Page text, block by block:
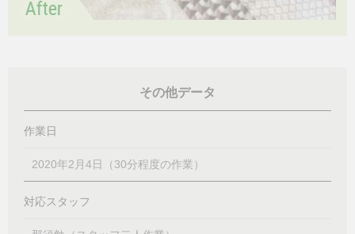
その他データ
作業日
2020年2月4日（30分程度の作業）
対応スタッフ